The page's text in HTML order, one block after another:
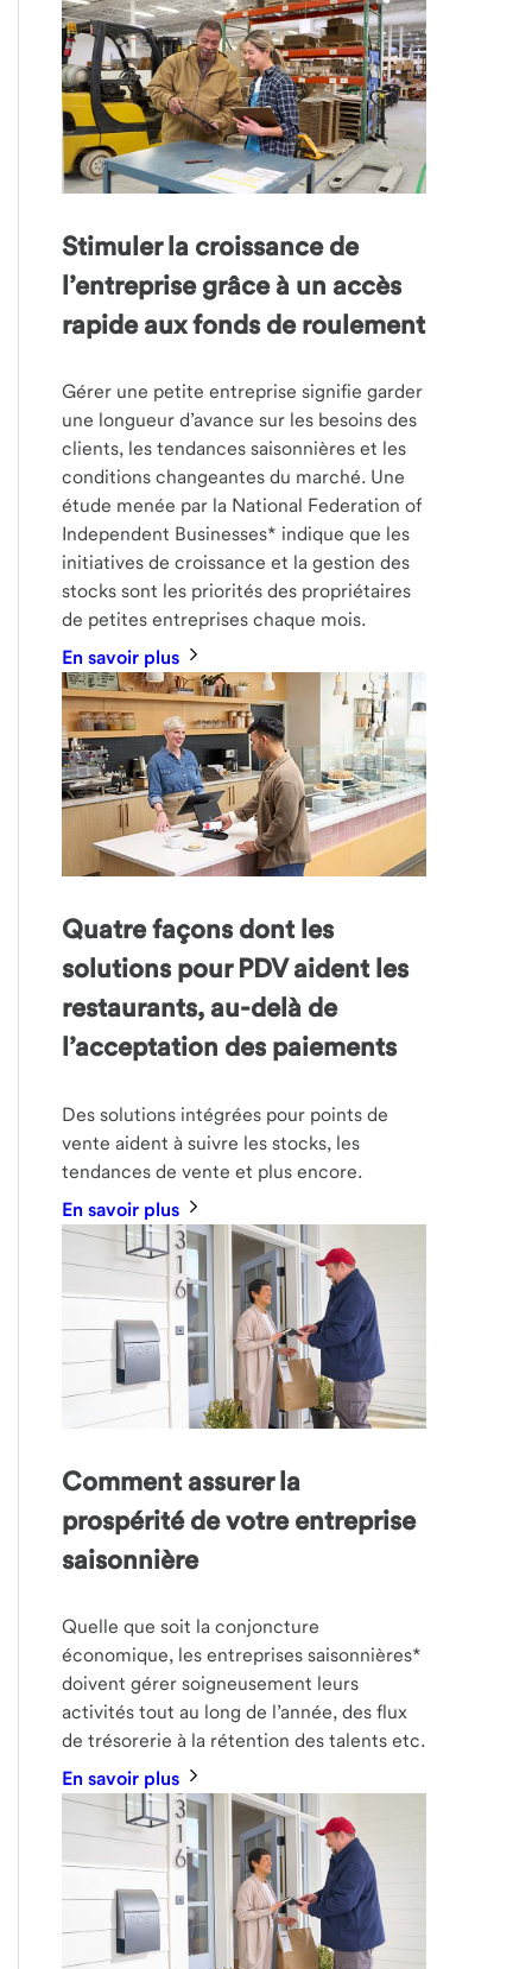
Stimuler la croissance de
l’entreprise grâce à un accès
rapide aux fonds de roulement
Gérer une petite entreprise signifie garder
une longueur d’avance sur les besoins des
clients, les tendances saisonnières et les
conditions changeantes du marché. Une
étude menée par la National Federation of
Independent Businesses* indique que les
initiatives de croissance et la gestion des
stocks sont les priorités des propriétaires
de petites entreprises chaque mois.
En savoir plus
Quatre façons dont les
solutions pour PDV aident les
restaurants, au-delà de
l’acceptation des paiements
Des solutions intégrées pour points de
vente aident à suivre les stocks, les
tendances de vente et plus encore.
En savoir plus
Comment assurer la
prospérité de votre entreprise
saisonnière
Quelle que soit la conjoncture
économique, les entreprises saisonnières*
doivent gérer soigneusement leurs
activités tout au long de l’année, des flux
de trésorerie à la rétention des talents etc.
En savoir plus